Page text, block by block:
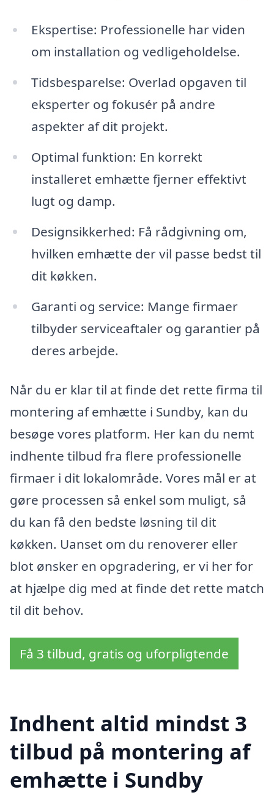
Ekspertise: Professionelle har viden
om installation og vedligeholdelse.
Tidsbesparelse: Overlad opgaven til
eksperter og fokusér på andre
aspekter af dit projekt.
Optimal funktion: En korrekt
installeret emhætte fjerner effektivt
lugt og damp.
Designsikkerhed: Få rådgivning om,
hvilken emhætte der vil passe bedst til
dit køkken.
Garanti og service: Mange firmaer
tilbyder serviceaftaler og garantier på
deres arbejde.
Når du er klar til at finde det rette firma til
montering af emhætte i Sundby, kan du
besøge vores platform. Her kan du nemt
indhente tilbud fra flere professionelle
firmaer i dit lokalområde. Vores mål er at
gøre processen så enkel som muligt, så
du kan få den bedste løsning til dit
køkken. Uanset om du renoverer eller
blot ønsker en opgradering, er vi her for
at hjælpe dig med at finde det rette match
til dit behov.
Få 3 tilbud, gratis og uforpligtende
Indhent altid mindst 3
tilbud på montering af
emhætte i Sundby